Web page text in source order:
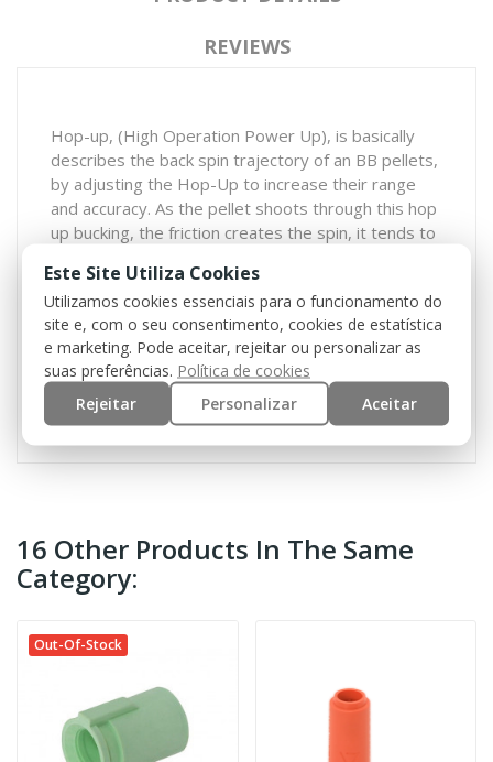
REVIEWS
Hop-up, (High Operation Power Up), is basically
describes the back spin trajectory of an BB pellets,
by adjusting the Hop-Up to increase their range
and accuracy. As the pellet shoots through this hop
up bucking, the friction creates the spin, it tends to
The Maple Leaf hop up has been adjusted to the
specified degree so it solely depends on what the
player needs. The "concave" shape bucking, it will
provide you the best hop up effect ever and is
made specifically for all AEGs out there.
16 Other Products In The Same
Category:
Out-Of-Stock
Este Site Utiliza Cookies
Utilizamos cookies essenciais para o funcionamento do
site e, com o seu consentimento, cookies de estatística
e marketing. Pode aceitar, rejeitar ou personalizar as
suas preferências. Política de cookies
Rejeitar
Personalizar Aceitar